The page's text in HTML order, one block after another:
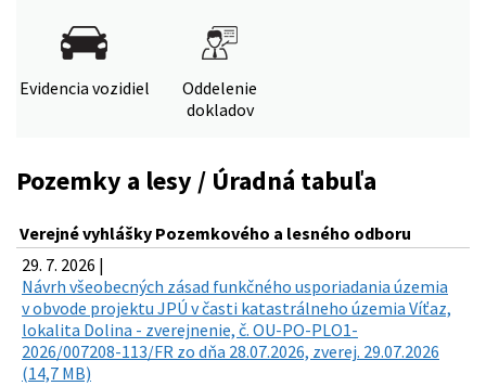
Evidencia vozidiel
Oddelenie
dokladov
Pozemky a lesy / Úradná tabuľa
Verejné vyhlášky Pozemkového a lesného odboru
29. 7. 2026 |
Návrh všeobecných zásad funkčného usporiadania územia
v obvode projektu JPÚ v časti katastrálneho územia Víťaz,
lokalita Dolina - zverejnenie, č. OU-PO-PLO1-
2026/007208-113/FR zo dňa 28.07.2026, zverej. 29.07.2026
(14,7 MB)